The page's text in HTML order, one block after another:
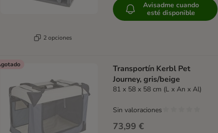
2 opciones
Avisadme cuando
esté disponible
Transportín Kerbl Pet
Journey, gris/beige
81 x 58 x 58 cm (L x An x Al)
73,99 €
Sin valoraciones